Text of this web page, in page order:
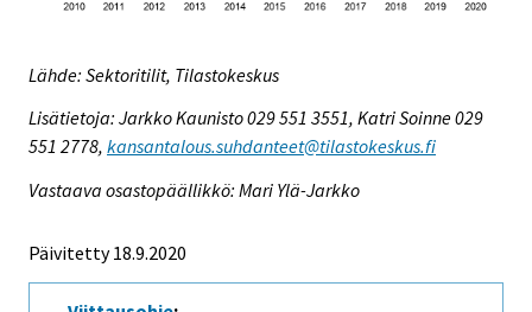
Lähde: Sektoritilit, Tilastokeskus
Lisätietoja: Jarkko Kaunisto 029 551 3551, Katri Soinne 029
551 2778, kansantalous.suhdanteet@tilastokeskus.fi
Vastaava osastopäällikkö: Mari Ylä-Jarkko
Päivitetty 18.9.2020